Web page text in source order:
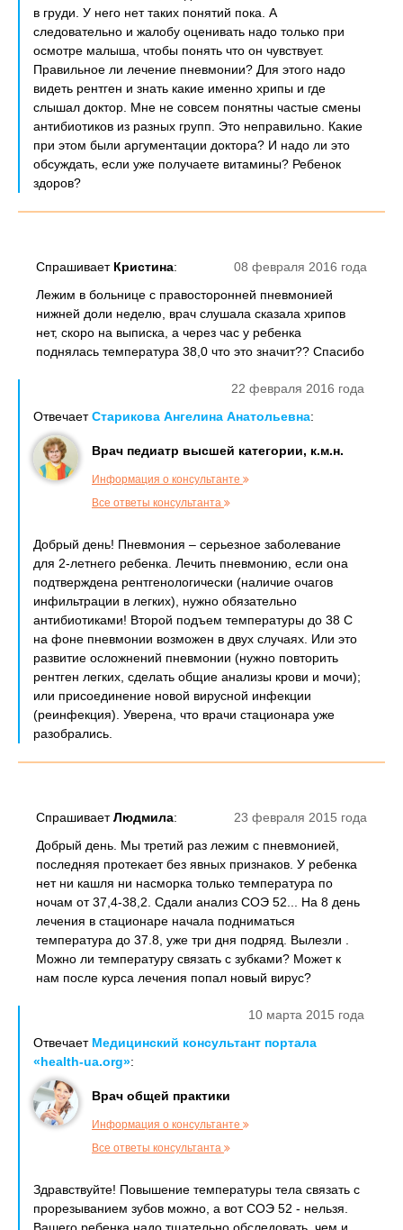
в груди. У него нет таких понятий пока. А
следовательно и жалобу оценивать надо только при
осмотре малыша, чтобы понять что он чувствует.
Правильное ли лечение пневмонии? Для этого надо
видеть рентген и знать какие именно хрипы и где
слышал доктор. Мне не совсем понятны частые смены
антибиотиков из разных групп. Это неправильно. Какие
при этом были аргументации доктора? И надо ли это
обсуждать, если уже получаете витамины? Ребенок
здоров?
08 февраля 2016 года
Спрашивает Кристина:
Лежим в больнице с правосторонней пневмонией
нижней доли неделю, врач слушала сказала хрипов
нет, скоро на выписка, а через час у ребенка
поднялась температура 38,0 что это значит?? Спасибо
22 февраля 2016 года
ОтвечаетСтарикова Ангелина Анатольевна:
Врач педиатр высшей категории, к.м.н.
Информация о консультанте
Все ответы консультанта
Добрый день! Пневмония – серьезное заболевание
для 2-летнего ребенка. Лечить пневмонию, если она
подтверждена рентгенологически (наличие очагов
инфильтрации в легких), нужно обязательно
антибиотиками! Второй подъем температуры до 38 С
на фоне пневмонии возможен в двух случаях. Или это
развитие осложнений пневмонии (нужно повторить
рентген легких, сделать общие анализы крови и мочи);
или присоединение новой вирусной инфекции
(реинфекция). Уверена, что врачи стационара уже
разобрались.
23 февраля 2015 года
СпрашиваетЛюдмила:
Добрый день. Мы третий раз лежим с пневмонией,
последняя протекает без явных признаков. У ребенка
нет ни кашля ни насморка только температура по
ночам от 37,4-38,2. Сдали анализ СОЭ 52... На 8 день
лечения в стационаре начала подниматься
температура до 37.8, уже три дня подряд. Вылезли .
Можно ли температуру связать с зубками? Может к
нам после курса лечения попал новый вирус?
10 марта 2015 года
Отвечает Медицинский консультант портала
«health-ua.org»:
Врач общей практики
Информация о консультанте
Все ответы консультанта
Здравствуйте! Повышение температуры тела связать с
прорезыванием зубов можно, а вот СОЭ 52 - нельзя.